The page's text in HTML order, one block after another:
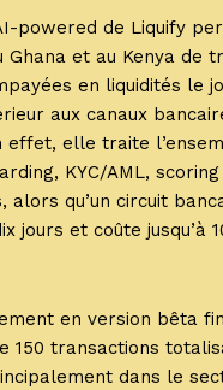
powered de Liquify
Ghana et au Kenya de
en liquidités le
aux canaux
effet, elle traite
KYC/AML,
alors qu’un circuit
jours et coûte jusqu’à
en version bêta
150 transactions
dans le